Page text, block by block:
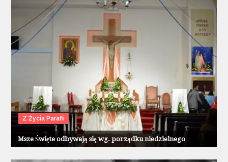
Z Życia Parafii
Msze Święte odbywają się wg. porządku niedzielnego